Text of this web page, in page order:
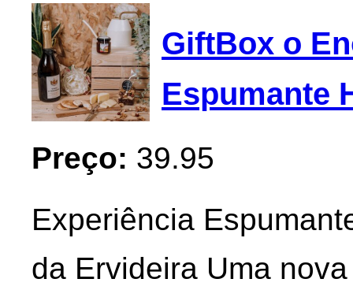
GiftBox o
Espumante
Preço: 39.95
Experiência
da Ervideira Uma